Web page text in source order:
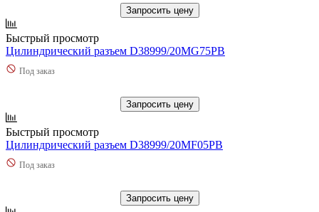
Запросить цену
Быстрый просмотр
Цилиндрический разъем D38999/20MG75PB
Под заказ
Запросить цену
Быстрый просмотр
Цилиндрический разъем D38999/20MF05PB
Под заказ
Запросить цену